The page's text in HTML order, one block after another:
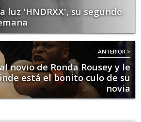
luz 'HNDRXX', su segundo
ANTERIOR >
novio de Ronda Rousey y le
está el bonito culo de su
novia